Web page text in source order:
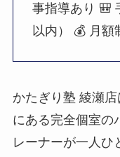
事指導あり 🎒
以内）
💰 月額
かたぎり塾 綾瀬
にある完全個室の
レーナーが一人ひ